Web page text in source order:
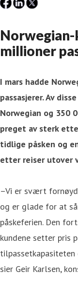
Norwegian-
millioner
I mars hadde
passasjerer. Av
Norwegian og 350
preget av sterk
tidlige påsken og
etter reiser utover
–Vi er svært
og er glade for at
påskeferien. Den
kundene setter pris
sier Geir Karlsen,